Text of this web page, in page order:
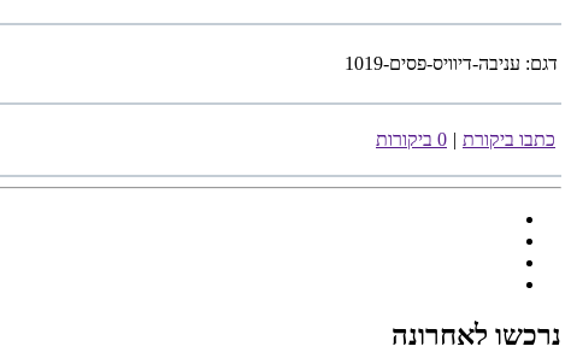
דגם: עניבה-דיוויס-פסים-1019
כתבו ביקורת | 0 ביקורות
נרכשו לאחרונה